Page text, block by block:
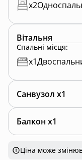
x2
Вітальня
Спальні місця:
x1
Санвузол x1
Балкон x1
Ціна може